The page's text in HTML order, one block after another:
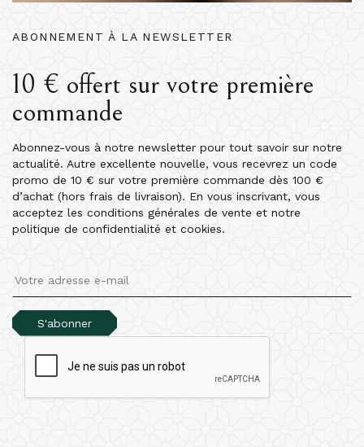
ABONNEMENT À LA NEWSLETTER
10 € offert sur votre première
commande
Abonnez-vous à notre newsletter pour tout savoir sur notre
actualité. Autre excellente nouvelle, vous recevrez un code
promo de 10 € sur votre première commande dès 100 €
d’achat (hors frais de livraison). En vous inscrivant, vous
acceptez les conditions générales de vente et notre
politique de confidentialité et cookies.
S'abonner